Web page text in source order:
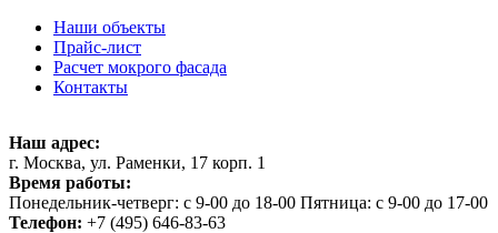
Наши объекты
Прайс-лист
Расчет мокрого фасада
Контакты
Наш адрес:
г. Москва, ул. Раменки, 17 корп. 1
Время работы:
Понедельник-четверг: с 9-00 до 18-00 Пятница: с 9-00 до 17-00
Телефон: +7 (495) 646-83-63